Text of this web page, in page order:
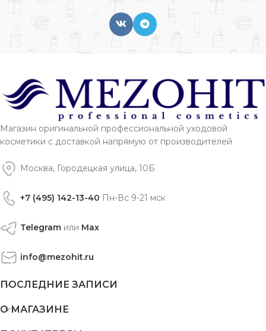
Магазин оригинальной профессиональной уходовой
косметики с доставкой напрямую от производителей
Москва, Городецкая улица, 10Б
+7 (495) 142-13-40 Пн-Вс 9-21 мск
Telegram или Max
info@mezohit.ru
ПОСЛЕДНИЕ ЗАПИСИ
О МАГАЗИНЕ